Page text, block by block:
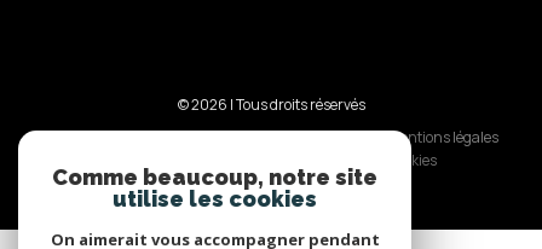
© 2026 | Tous droits réservés
Nos honoraires
Nos partenaires
Mentions légales
Cookies
Comme beaucoup, notre site
utilise les cookies
On aimerait vous accompagner pendant